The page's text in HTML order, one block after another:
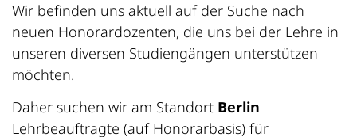
Wir befinden uns aktuell auf der Suche nach
neuen Honorardozenten, die uns bei der Lehre in
unseren diversen Studiengängen unterstützen
möchten.
Daher suchen wir am Standort Berlin
Lehrbeauftragte (auf Honorarbasis) für